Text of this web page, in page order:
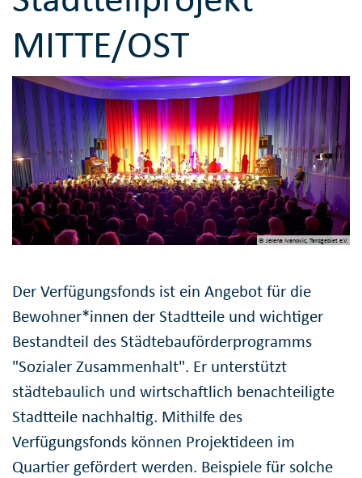
MITTE/OST
© Jelena Ivanovic, Tanzgebiet e.V.
Der Verfügungsfonds ist ein Angebot für die
Bewohner*innen der Stadtteile und wichtiger
Bestandteil des Städtebauförderprogramms
"Sozialer Zusammenhalt". Er unterstützt
städtebaulich und wirtschaftlich benachteiligte
Stadtteile nachhaltig. Mithilfe des
Verfügungsfonds können Projektideen im
Quartier gefördert werden. Beispiele für solche